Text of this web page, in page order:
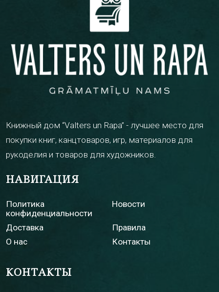
Книжный дом “Valters un Rapa” - лучшее место для
покупки книг, канцтоваров, игр, материалов для
рукоделия и товаров для художников.
НАВИГАЦИЯ
Политика
конфиденциальности
Новости
Доставка
Правила
О нас
Контакты
КОНТАКТЫ